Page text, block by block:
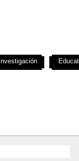
Investigación